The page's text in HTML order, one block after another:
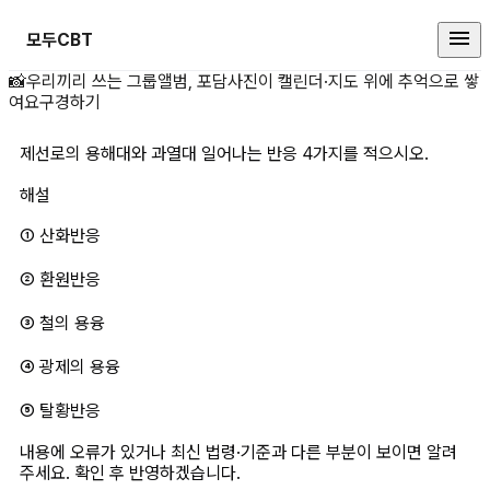
모두CBT
제선로의 용해대와 과열대 일어나
📸우리끼리 쓰는 그룹앨범, 포담사진이 캘린더·지도 위에 추억으로 쌓
여요구경하기
제선로의 용해대와 과열대 일어나는 반응 4가지를 적으시오.
해설
① 산화반응
② 환원반응
③ 철의 용융
④ 광제의 용융
⑤ 탈황반응
내용에 오류가 있거나 최신 법령·기준과 다른 부분이 보이면 알려
주세요. 확인 후 반영하겠습니다.